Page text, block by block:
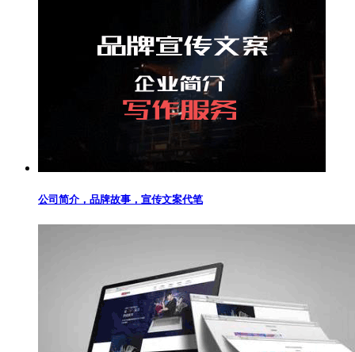
公司简介，品牌故事，宣传文案代笔